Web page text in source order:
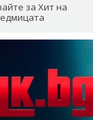
за Хит на